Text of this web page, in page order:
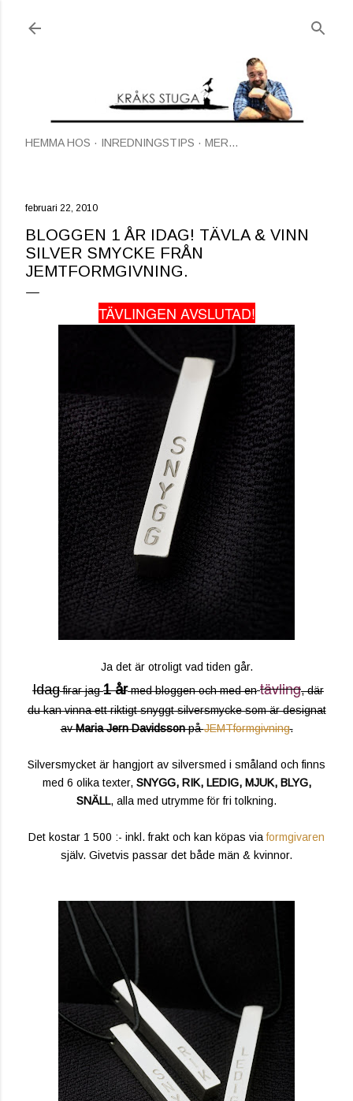
HEMMA HOS INREDNINGSTIPS MER…
februari 22, 2010
BLOGGEN 1 ÅR IDAG! TÄVLA & VINN
SILVER SMYCKE FRÅN
JEMTFORMGIVNING.
TÄVLINGEN AVSLUTAD!
Ja det är otroligt vad tiden går.
Idagfirar jag1 årmed bloggen och med en tävling, där
du kan vinna ett riktigt snyggt silversmycke som är designat
avMaria Jern DavidssonpåJEMTformgivning.
Silversmycket är hangjort av silversmed i småland och finns
med 6 olika texter, SNYGG, RIK, LEDIG, MJUK, BLYG,
SNÄLL, alla med utrymme för fri tolkning.
Det kostar 1 500 :- inkl. frakt och kan köpas viaformgivaren
själv. Givetvis passar det både män & kvinnor.